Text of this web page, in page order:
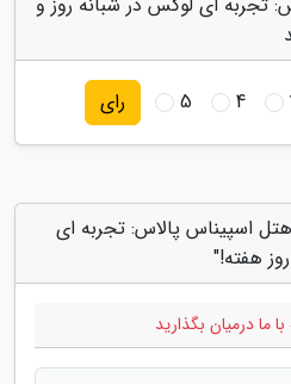
4
5 رای
اسپیناس پالاس: تجربه ای
هفته!"
ما درمیان بگذارید